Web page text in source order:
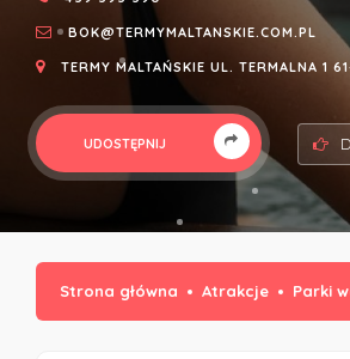
BOK@TERMYMALTANSKIE.COM.PL
TERMY MALTAŃSKIE UL. TERMALNA 1
UDOSTĘPNIJ
Strona główna Atrakcje Parki